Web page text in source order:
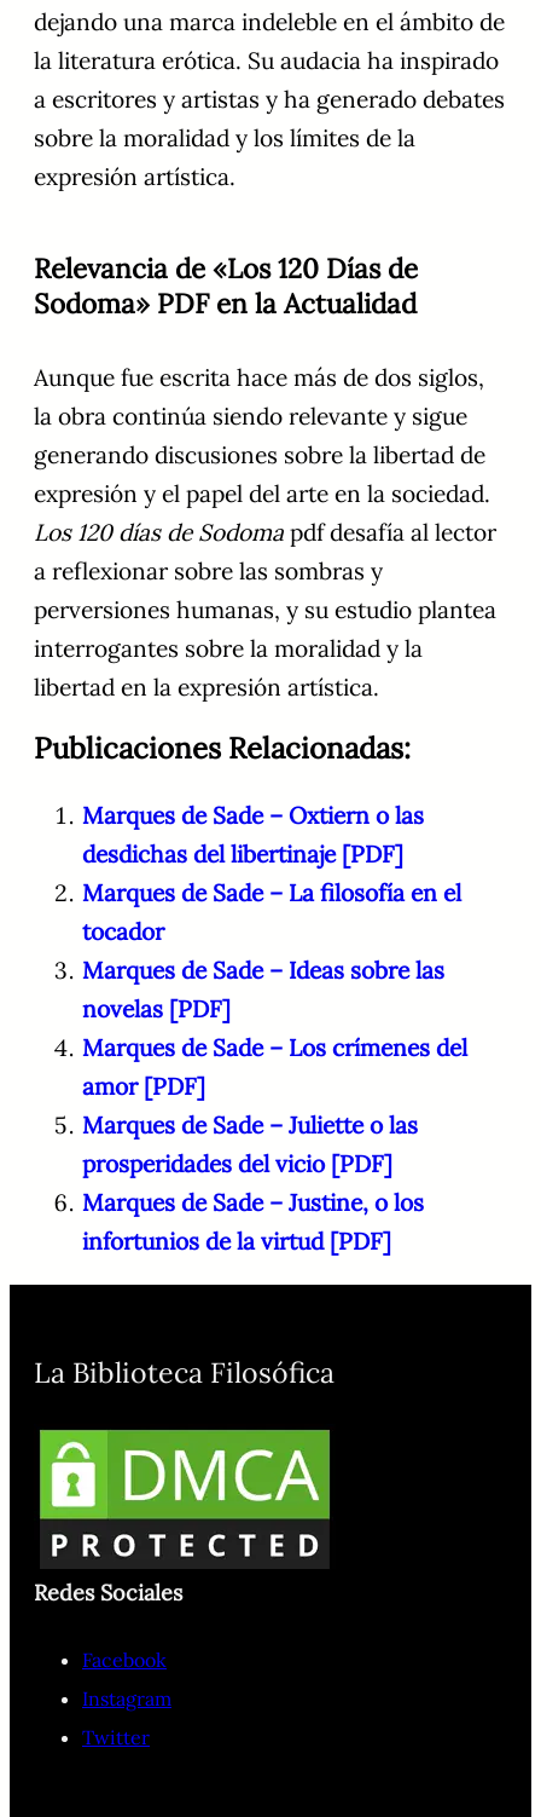
dejando una marca indeleble en el ámbito de
la literatura erótica. Su audacia ha inspirado
a escritores y artistas y ha generado debates
sobre la moralidad y los límites de la
expresión artística.
Relevancia de «Los 120 Días de
Sodoma» PDF en la Actualidad
Aunque fue escrita hace más de dos siglos,
la obra continúa siendo relevante y sigue
generando discusiones sobre la libertad de
expresión y el papel del arte en la sociedad.
Los 120 días de Sodoma pdf desafía al lector
a reflexionar sobre las sombras y
perversiones humanas, y su estudio plantea
interrogantes sobre la moralidad y la
libertad en la expresión artística.
Publicaciones Relacionadas:
Marques de Sade – Oxtiern o las
desdichas del libertinaje [PDF]
Marques de Sade – La filosofía en el
tocador
Marques de Sade – Ideas sobre las
novelas [PDF]
Marques de Sade – Los crímenes del
amor [PDF]
Marques de Sade – Juliette o las
prosperidades del vicio [PDF]
Marques de Sade – Justine, o los
infortunios de la virtud [PDF]
La Biblioteca Filosófica
Redes Sociales
Facebook
Instagram
Twitter